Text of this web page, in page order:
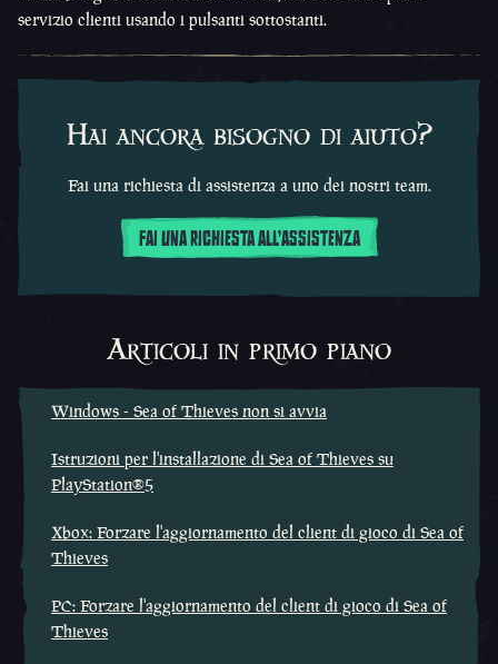
servizio clienti usando i pulsanti sottostanti.
Hai ancora bisogno di aiuto?
Fai una richiesta di assistenza a uno dei nostri team.
FAI UNA RICHIESTA ALL'ASSISTENZA
Articoli in primo piano
Windows - Sea of Thieves non si avvia
Istruzioni per l'installazione di Sea of Thieves su
PlayStation®5
Xbox: Forzare l'aggiornamento del client di gioco di Sea of
Thieves
PC: Forzare l'aggiornamento del client di gioco di Sea of
Thieves